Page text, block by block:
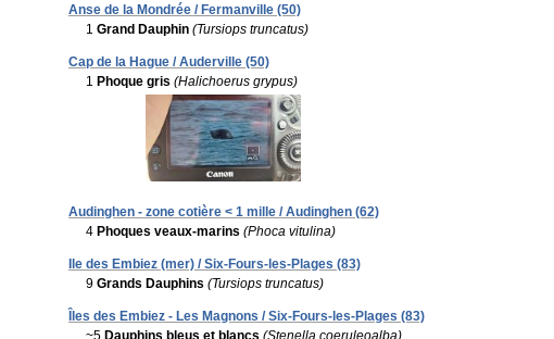
Anse de la Mondrée / Fermanville (50)
1 Grand Dauphin (Tursiops truncatus)
Cap de la Hague / Auderville (50)
1 Phoque gris (Halichoerus grypus)
Audinghen - zone cotière < 1 mille / Audinghen (62)
4 Phoques veaux-marins (Phoca vitulina)
Ile des Embiez (mer) / Six-Fours-les-Plages (83)
9 Grands Dauphins (Tursiops truncatus)
Îles des Embiez - Les Magnons / Six-Fours-les-Plages (83)
~5 Dauphins bleus et blancs (Stenella coeruleoalba)